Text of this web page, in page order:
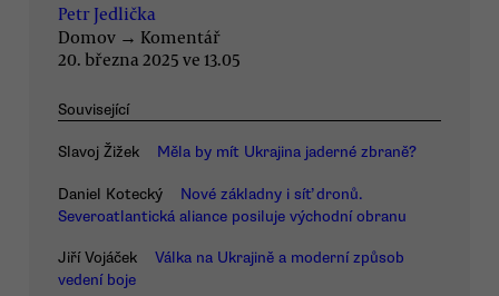
Petr Jedlička
Domov → Komentář
20. března 2025 ve 13.05
Související
Slavoj Žižek Měla by mít Ukrajina jaderné zbraně?
Daniel Kotecký
Nové základny i síť dronů.
Severoatlantická aliance posiluje východní obranu
Jiří Vojáček
Válka na Ukrajině a moderní způsob
vedení boje